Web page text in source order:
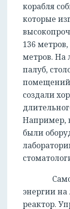
корабля
которые
136
метров. На
палуб,
создали
Например,
были
Самое
энергии
реактор.